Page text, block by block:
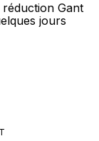
Gant
jours